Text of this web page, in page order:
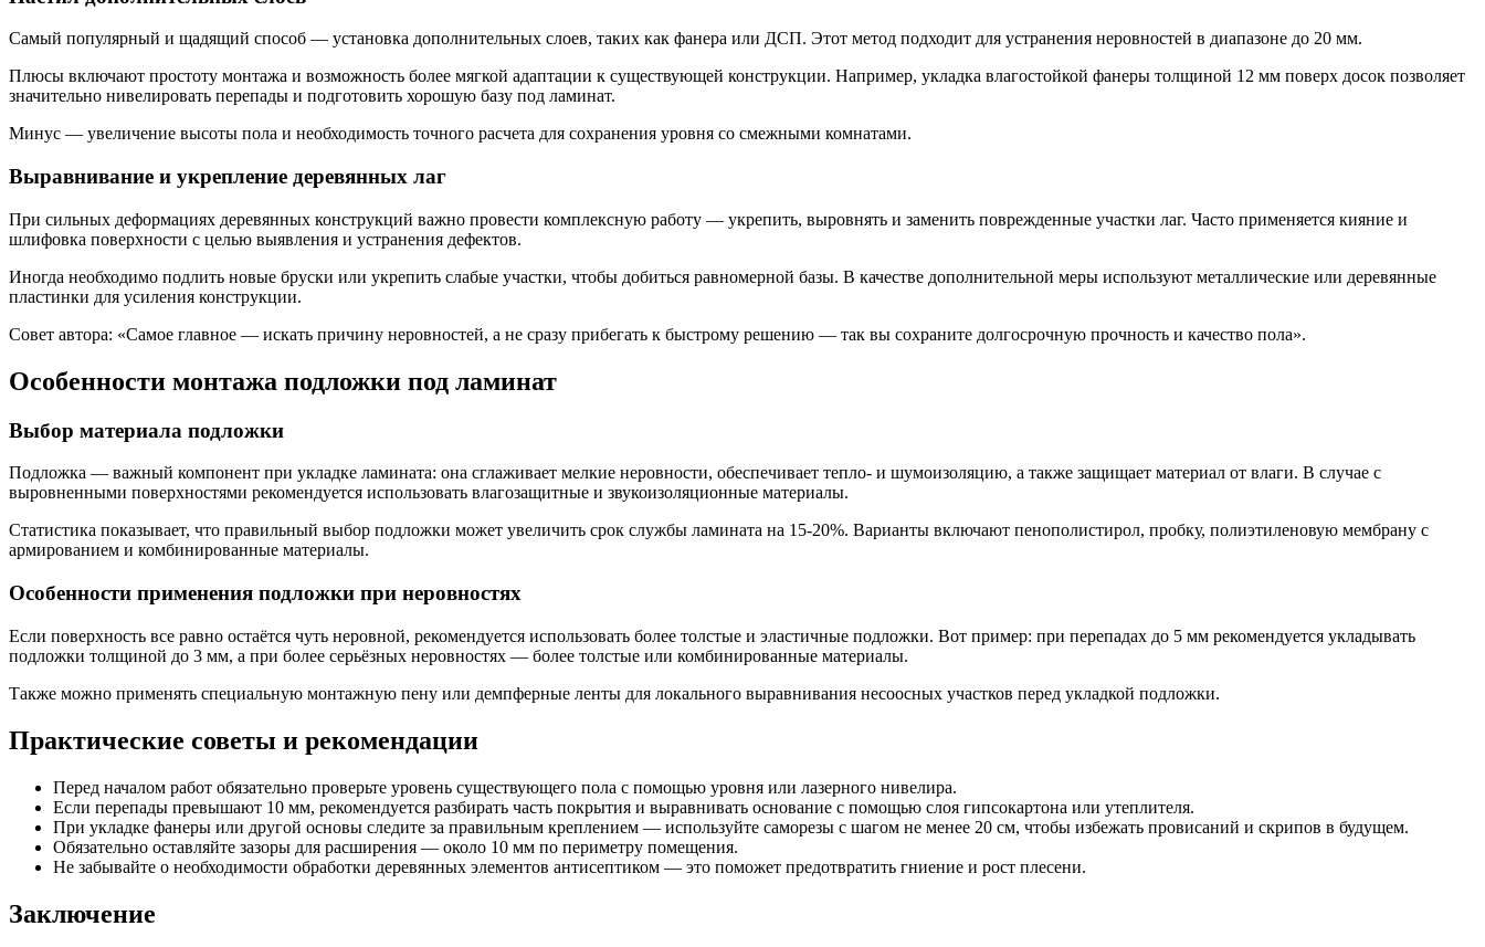
Самый популярный и щадящий способ — установка дополнительных слоев, таких как фанера или ДСП. Этот метод подходит для устранения неровностей в диапазоне до 20 мм.
Плюсы включают простоту монтажа и возможность более мягкой адаптации к существующей конструкции. Например, укладка влагостойкой фанеры толщиной 12 мм поверх досок позволяет
значительно нивелировать перепады и подготовить хорошую базу под ламинат.
Минус — увеличение высоты пола и необходимость точного расчета для сохранения уровня со смежными комнатами.
Выравнивание и укрепление деревянных лаг
При сильных деформациях деревянных конструкций важно провести комплексную работу — укрепить, выровнять и заменить поврежденные участки лаг. Часто применяется кияние и
шлифовка поверхности с целью выявления и устранения дефектов.
Иногда необходимо подлить новые бруски или укрепить слабые участки, чтобы добиться равномерной базы. В качестве дополнительной меры используют металлические или деревянные
пластинки для усиления конструкции.
Совет автора: «Самое главное — искать причину неровностей, а не сразу прибегать к быстрому решению — так вы сохраните долгосрочную прочность и качество пола».
Особенности монтажа подложки под ламинат
Выбор материала подложки
Подложка — важный компонент при укладке ламината: она сглаживает мелкие неровности, обеспечивает тепло- и шумоизоляцию, а также защищает материал от влаги. В случае с
выровненными поверхностями рекомендуется использовать влагозащитные и звукоизоляционные материалы.
Статистика показывает, что правильный выбор подложки может увеличить срок службы ламината на 15-20%. Варианты включают пенополистирол, пробку, полиэтиленовую мембрану с
армированием и комбинированные материалы.
Особенности применения подложки при неровностях
Если поверхность все равно остаётся чуть неровной, рекомендуется использовать более толстые и эластичные подложки. Вот пример: при перепадах до 5 мм рекомендуется укладывать
подложки толщиной до 3 мм, а при более серьёзных неровностях — более толстые или комбинированные материалы.
Также можно применять специальную монтажную пену или демпферные ленты для локального выравнивания несоосных участков перед укладкой подложки.
Практические советы и рекомендации
Перед началом работ обязательно проверьте уровень существующего пола с помощью уровня или лазерного нивелира.
Если перепады превышают 10 мм, рекомендуется разбирать часть покрытия и выравнивать основание с помощью слоя гипсокартона или утеплителя.
При укладке фанеры или другой основы следите за правильным креплением — используйте саморезы с шагом не менее 20 см, чтобы избежать провисаний и скрипов в будущем.
Обязательно оставляйте зазоры для расширения — около 10 мм по периметру помещения.
Не забывайте о необходимости обработки деревянных элементов антисептиком — это поможет предотвратить гниение и рост плесени.
Заключение